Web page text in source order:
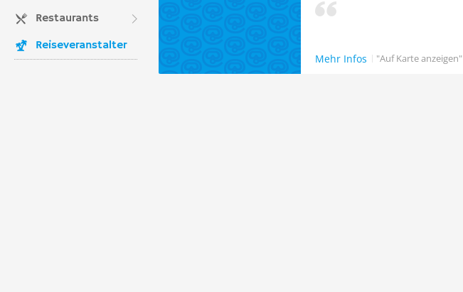
Restaurants
Reiseveranstalter
Mehr Infos "Auf Karte anzeigen"